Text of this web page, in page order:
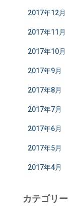
2017年12月
2017年11月
2017年10月
2017年9月
2017年8月
2017年7月
2017年6月
2017年5月
2017年4月
カテゴリー